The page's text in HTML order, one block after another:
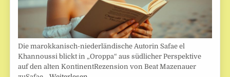
Die marokkanisch-niederländische Autorin Safae el
Khannoussi blickt in „Oroppa“ aus südlicher Perspektive
auf den alten KontinentRezension von Beat Mazenauer